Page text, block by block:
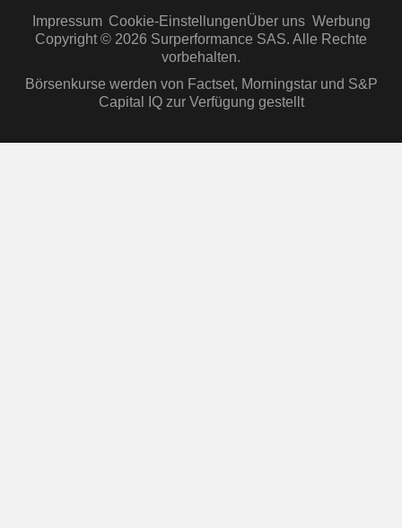
Impressum Cookie-EinstellungenÜber uns Werbung
Copyright © 2026 Surperformance SAS. Alle Rechte
vorbehalten.
Börsenkurse werden von Factset, Morningstar und S&P
Capital IQ zur Verfügung gestellt